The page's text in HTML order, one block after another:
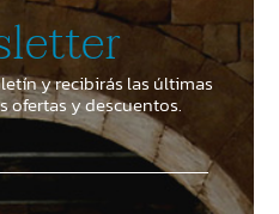
y recibirás las últimas
ofertas y descuentos.
Email